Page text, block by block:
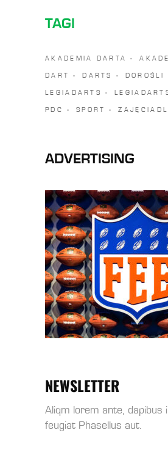
TAGI
AKADEMIA DARTA
DART DARTS DOROŚLI
LEGIADARTS
PDC SPORT
ADVERTISING
NEWSLETTER
Aliqm lorem ante, dapibus
feugiat Phasellus aut.